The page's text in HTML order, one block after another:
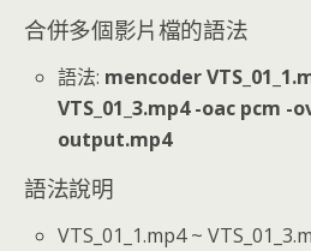
合併多個影片檔的語法
語法: mencoder
VTS_01_3.mp4 -oac pcm -
output.mp4
語法說明
VTS_01_1.mp4 ~